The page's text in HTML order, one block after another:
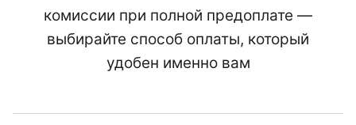
комиссии при полной предоплате —
выбирайте способ оплаты, который
удобен именно вам